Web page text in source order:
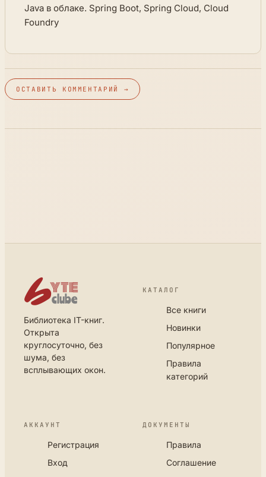
Java в облаке. Spring Boot, Spring Cloud, Cloud
Foundry
ОСТАВИТЬ КОММЕНТАРИЙ →
Библиотека IT-книг.
Открыта
круглосуточно, без
шума, без
всплывающих окон.
КАТАЛОГ
Все книги
Новинки
Популярное
Правила
категорий
АККАУНТ
Регистрация
Вход
ДОКУМЕНТЫ
Правила
Соглашение